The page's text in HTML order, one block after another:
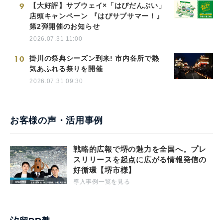
9
【大好評】サブウェイ×「はぴだんぶい」
店頭キャンペーン 『はぴサブサマー！』
第2弾開催のお知らせ
2026.07.31 11:00
10
掛川の祭典シーズン到来! 市内各所で熱
気あふれる祭りを開催
2026.07.31 09:30
お客様の声・活用事例
戦略的広報で堺の魅力を全国へ。プレ
スリリースを起点に広がる情報発信の
好循環【堺市様】
導入事例一覧を見る